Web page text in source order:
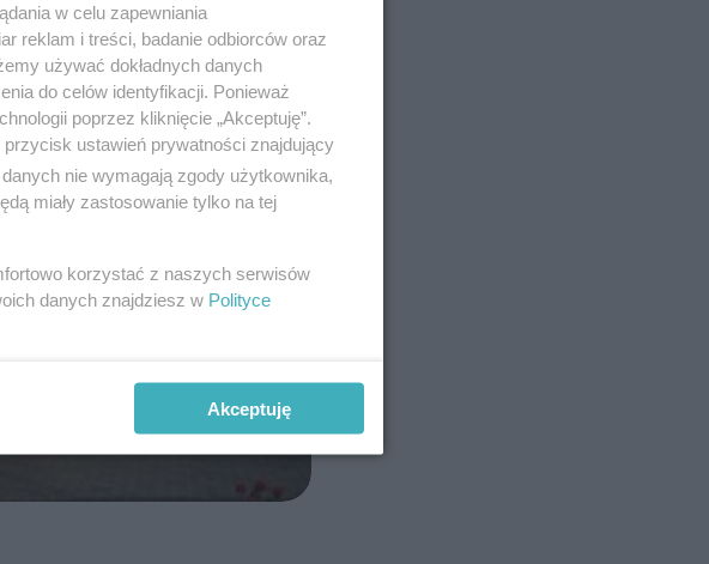
w celu zapewniania
reklam i treści, badanie odbiorców oraz
używać dokładnych danych
do celów identyfikacji. Ponieważ
poprzez kliknięcie „Akceptuję”.
ustawień prywatności znajdujący
nie wymagają zgody użytkownika,
miały zastosowanie tylko na tej
korzystać z naszych serwisów
danych znajdziesz w Polityce
Akceptuję